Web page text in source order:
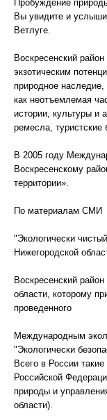
Пробуждение
Вы увидите и
Ветлуге.
Воскресенский
экзотическим
природное
как неотъемлемая
истории, культуры и
ремесла,
В 2005 году
Воскресенскому
территории».
По материалам СМИ
"Экологически
Нижегородской
Воскресенский
области, которому
проведенного
Международным
"Экологически
Всего в России
Российской
природы и
области).